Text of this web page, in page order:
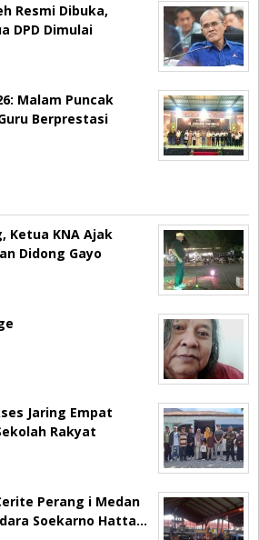
Resmi Dibuka,
DPD Dimulai
Malam Puncak
Berprestasi
Ketua KNA Ajak
Didong Gayo
Jaring Empat
Rakyat
Perang i Medan
Soekarno Hatta…